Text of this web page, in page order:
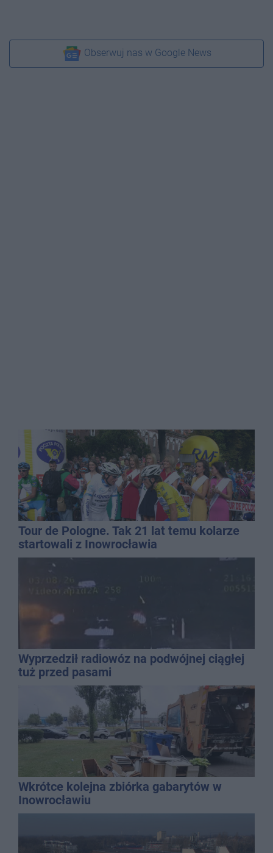
Obserwuj nas w Google News
Tour de Pologne. Tak 21 lat temu kolarze
startowali z Inowrocławia
Wyprzedził radiowóz na podwójnej ciągłej
tuż przed pasami
Wkrótce kolejna zbiórka gabarytów w
Inowrocławiu